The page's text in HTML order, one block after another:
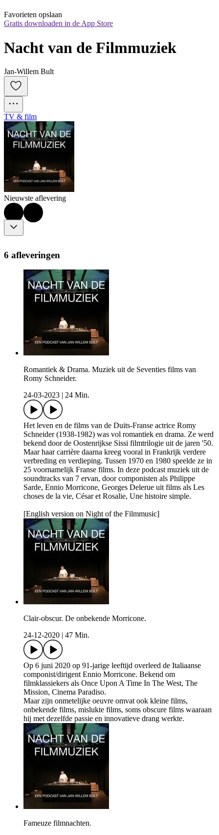
Favorieten opslaan
Gratis downloaden in de App Store
Nacht van de Filmmuziek
Jan-Willem Bult
TV & film
Nieuwste aflevering
6 afleveringen
Romantiek & Drama. Muziek uit de Seventies films van
Romy Schneider.
24-03-2023
24 Min.
Het leven en de films van de Duits-Franse actrice Romy
Schneider (1938-1982) was vol romantiek en drama. Ze werd
bekend door de Oostenrijkse Sissi filmtrilogie uit de jaren '50.
Maar haar carrière daarna kreeg vooral in Frankrijk verdere
verbreding en verdieping. Tussen 1970 en 1980 speelde ze in
25 voornamelijk Franse films. In deze podcast muziek uit de
soundtracks van 7 ervan, door componisten als Philippe
Sarde, Ennio Morricone, Georges Delerue uit films als Les
choses de la vie, César et Rosalie, Une histoire simple.
[English version on Night of the Filmmusic]
Clair-obscur. De onbekende Morricone.
24-12-2020
47 Min.
Op 6 juni 2020 op 91-jarige leeftijd overleed de Italiaanse
componist/dirigent Ennio Morricone. Bekend om
filmklassiekers als Once Upon A Time In The West, The
Mission, Cinema Paradiso.
Maar zijn onmetelijke oeuvre omvat ook kleine films,
onbekende films, mislukte films, soms obscure films waaraan
hij met dezelfde passie en innovatieve drang werkte.
Fameuze filmnachten.